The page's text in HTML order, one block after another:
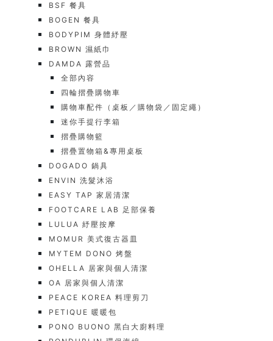
BSF 餐具
BOGEN 餐具
BODYPIM 身體紓壓
BROWN 濕紙巾
DAMDA 露營品
全部內容
四輪摺疊購物車
購物車配件（桌板／購物袋／固定繩）
迷你手提行李箱
摺疊購物籃
摺疊置物箱&專用桌板
DOGADO 鍋具
ENVIN 洗髮沐浴
EASY TAP 家居清潔
FOOTCARE LAB 足部保養
LULUA 紓壓按摩
MOMUR 美式復古器皿
MYTEM DONO 烤盤
OHELLA 居家與個人清潔
OA 居家與個人清潔
PEACE KOREA 料理剪刀
PETIQUE 暖暖包
PONO BUONO 黑白大廚料理